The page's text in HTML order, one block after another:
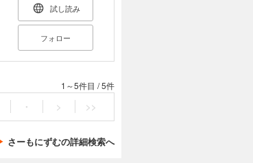
試し読み
フォロー
1～5件目 /5件
・ > >>
さーもにずむの詳細検索へ